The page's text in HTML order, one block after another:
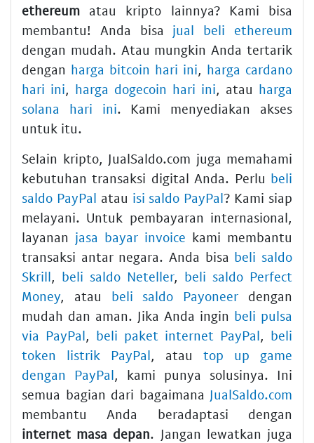
ethereum atau kripto lainnya? Kami bisa
membantu! Anda bisa jual beli ethereum
dengan mudah. Atau mungkin Anda tertarik
dengan harga bitcoin hari ini, harga cardano
hari ini, harga dogecoin hari ini, atau harga
solana hari ini. Kami menyediakan akses
untuk itu.
Selain kripto, JualSaldo.com juga memahami
kebutuhan transaksi digital Anda. Perlu beli
saldo PayPal atau isi saldo PayPal? Kami siap
melayani. Untuk pembayaran internasional,
layanan jasa bayar invoice kami membantu
transaksi antar negara. Anda bisa beli saldo
Skrill, beli saldo Neteller, beli saldo Perfect
Money, atau beli saldo Payoneer dengan
mudah dan aman. Jika Anda ingin beli pulsa
via PayPal, beli paket internet PayPal, beli
token listrik PayPal, atau top up game
dengan PayPal, kami punya solusinya. Ini
semua bagian dari bagaimana JualSaldo.com
membantu Anda beradaptasi dengan
internet masa depan. Jangan lewatkan juga